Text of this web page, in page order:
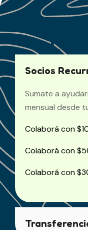
Socios
Sumate a
mensual desde
Colaborá con
Colaborá con
Colaborá con